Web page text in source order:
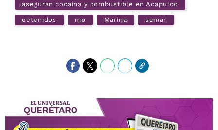
aseguran cocaína y combustible en Acapulco
detenidos mp Marina semar